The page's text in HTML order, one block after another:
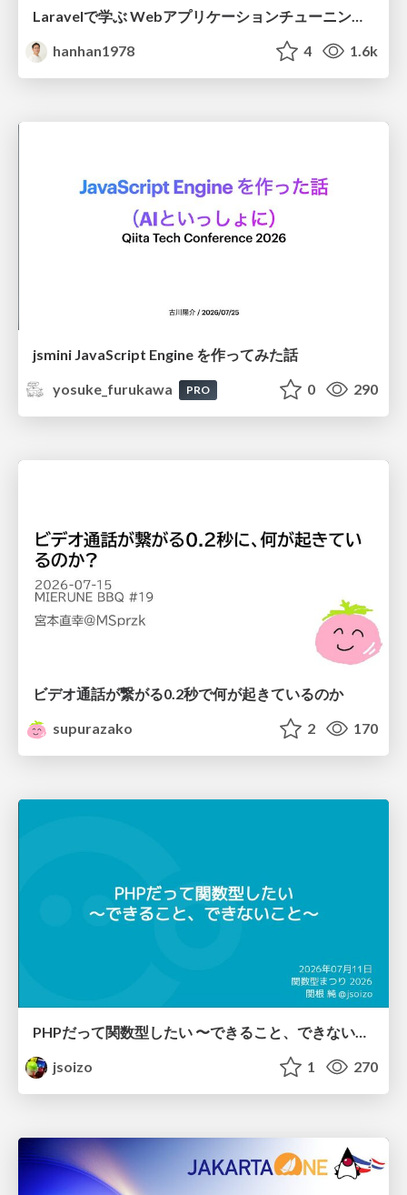
Laravelで学ぶ Webアプリケーションチューニング入門/web_application_tuning_101
hanhan1978
4 1.6k
jsmini JavaScript Engine を作ってみた話
yosuke_furukawa
PRO 0 290
ビデオ通話が繋がる0.2秒で何が起きているのか
supurazako
2 170
PHPだって関数型したい 〜できること、できないこと〜 / fp-in-php
jsoizo
1 270